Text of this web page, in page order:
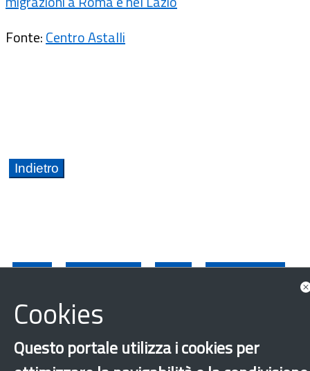
Fonte:Centro Astalli
Integrazione
Protezione internazionale
Rapporti di ricerca
Cookies
Questo portale utilizza i cookies per